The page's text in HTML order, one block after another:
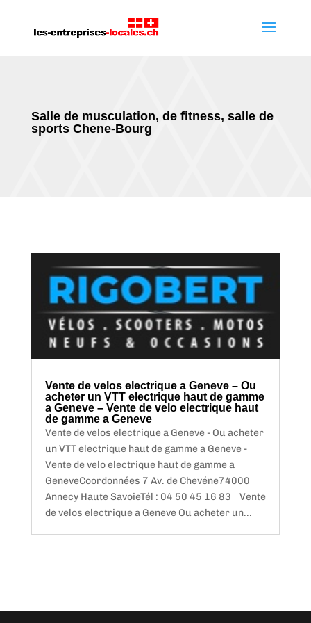
Salle de musculation, de fitness, salle de
sports Chene-Bourg
Vente de velos electrique a Geneve – Ou
acheter un VTT electrique haut de gamme
a Geneve – Vente de velo electrique haut
de gamme a Geneve
Vente de velos electrique a Geneve - Ou acheter
un VTT electrique haut de gamme a Geneve -
Vente de velo electrique haut de gamme a
GeneveCoordonnées 7 Av. de Chevéne74000
Annecy Haute SavoieTél : 04 50 45 16 83 Vente
de velos electrique a Geneve Ou acheter un...